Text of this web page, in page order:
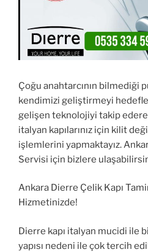
Çoğu anahtarcının bilmediği
kendimizi geliştirmeyi
gelişen teknolojiyi takip
italyan kapılarınız için kilit
işlemlerini yapmaktayız.
Servisi için bizlere
Ankara Dierre Çelik Kapı
Hizmetinizde!
Dierre kapı italyan mucidi ile
yapısı nedeni ile çok tercih